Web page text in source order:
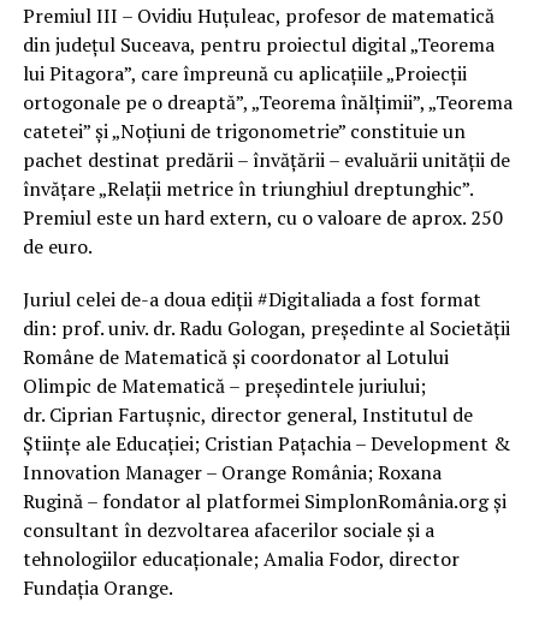
Premiul III – Ovidiu Huțuleac, profesor de matematică
din județul Suceava, pentru proiectul digital „Teorema
lui Pitagora”, care împreună cu aplicațiile „Proiecții
ortogonale pe o dreaptă”, „Teorema înălțimii”, „Teorema
catetei” și „Noțiuni de trigonometrie” constituie un
pachet destinat predării – învățării – evaluării unității de
învățare „Relații metrice în triunghiul dreptunghic”.
Premiul este un hard extern, cu o valoare de aprox. 250
de euro.
Juriul celei de-a doua ediții #Digitaliada a fost format
din: prof. univ. dr. Radu Gologan, președinte al Societății
Române de Matematică și coordonator al Lotului
Olimpic de Matematică – președintele juriului;
dr. Ciprian Fartușnic, director general, Institutul de
Științe ale Educației; Cristian Pațachia – Development &
Innovation Manager – ‎Orange România; Roxana
Rugină – fondator al platformei SimplonRomânia.org și
consultant în dezvoltarea afacerilor sociale și a
tehnologiilor educaționale; Amalia Fodor, director
Fundația Orange.